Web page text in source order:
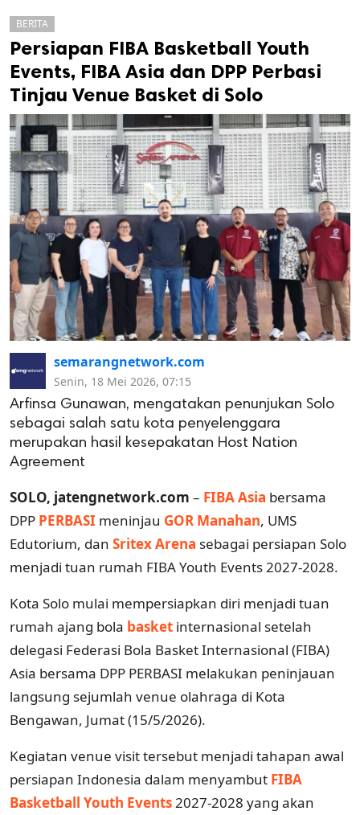
cipta.
BERITA
Persiapan FIBA Basketball Youth
Events, FIBA Asia dan DPP Perbasi
Tinjau Venue Basket di Solo
semarangnetwork.com
Senin, 18 Mei 2026, 07:15
Arfinsa Gunawan, mengatakan penunjukan Solo
sebagai salah satu kota penyelenggara
merupakan hasil kesepakatan Host Nation
Agreement
SOLO, jatengnetwork.com – FIBA Asia bersama
DPP PERBASI meninjau GOR Manahan, UMS
Edutorium, dan Sritex Arena sebagai persiapan Solo
menjadi tuan rumah FIBA Youth Events 2027-2028.
Kota Solo mulai mempersiapkan diri menjadi tuan
rumah ajang bola basket internasional setelah
delegasi Federasi Bola Basket Internasional (FIBA)
Asia bersama DPP PERBASI melakukan peninjauan
langsung sejumlah venue olahraga di Kota
Bengawan, Jumat (15/5/2026).
Kegiatan venue visit tersebut menjadi tahapan awal
persiapan Indonesia dalam menyambut FIBA
Basketball Youth Events2027-2028 yang akan